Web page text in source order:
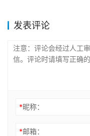
发表评论
*昵称：
*邮箱：